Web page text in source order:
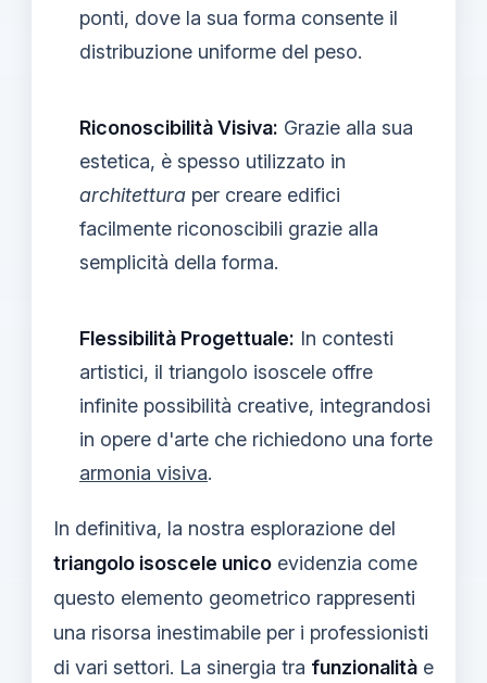
ponti, dove la sua forma consente il
distribuzione uniforme del peso.
Riconoscibilità Visiva: Grazie alla sua
estetica, è spesso utilizzato in
architettura per creare edifici
facilmente riconoscibili grazie alla
semplicità della forma.
Flessibilità Progettuale: In contesti
artistici, il triangolo isoscele offre
infinite possibilità creative, integrandosi
in opere d'arte che richiedono una forte
armonia visiva.
In definitiva, la nostra esplorazione del
triangolo isoscele unico evidenzia come
questo elemento geometrico rappresenti
una risorsa inestimabile per i professionisti
di vari settori. La sinergia tra funzionalità e